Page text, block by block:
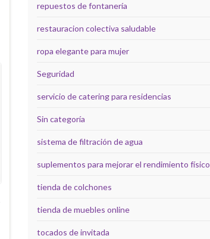
repuestos de fontanería
restauracion colectiva saludable
ropa elegante para mujer
Seguridad
servicio de catering para residencias
Sin categoría
sistema de filtración de agua
suplementos para mejorar el rendimiento físico
tienda de colchones
tienda de muebles online
tocados de invitada